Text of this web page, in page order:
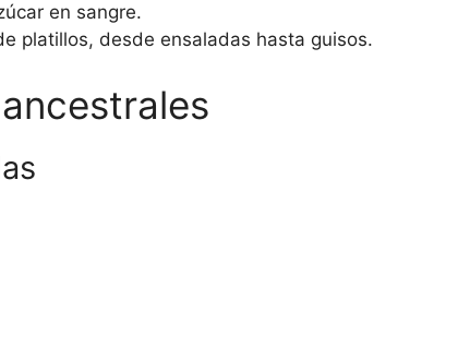
en sangre.
platillos, desde ensaladas hasta guisos.